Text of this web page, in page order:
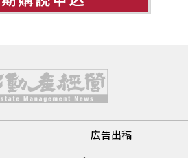
広告出稿